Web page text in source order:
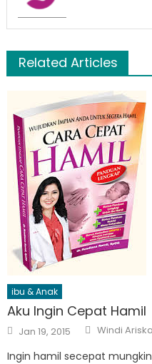
Related Articles
ibu & Anak
Aku Ingin Cepat Hamil
Posted
on
Jan 19, 2015 Author
Windi Ariska
Ingin hamil secepat